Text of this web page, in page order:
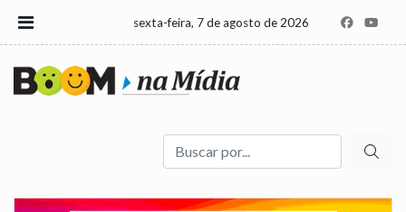
sexta-feira, 7 de agosto de 2026
Buscar